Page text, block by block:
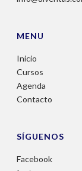
MENU
Inicio
Cursos
Agenda
Contacto
SÍGUENOS
Facebook